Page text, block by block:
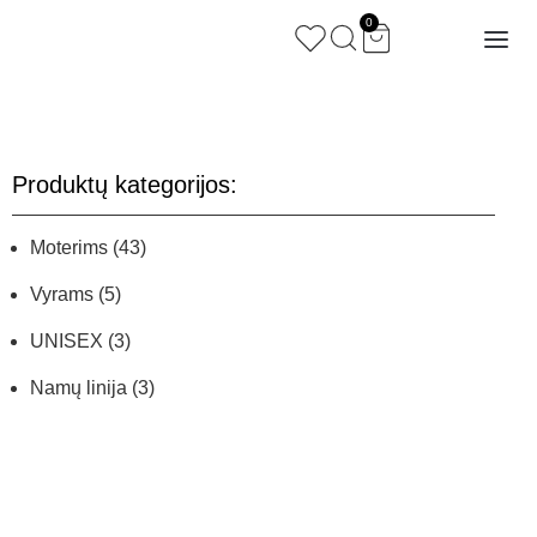
0
Produktų kategorijos:
Moterims (43)
Vyrams (5)
UNISEX (3)
Namų linija (3)